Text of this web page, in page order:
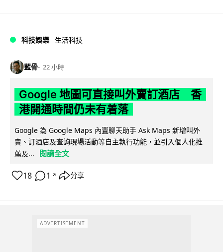
科技娛樂 生活科技
藍骨 22 小時
Google 地圖可直接叫外賣訂酒店 香
港開通時間仍未有着落
Google 為 Google Maps 內置聊天助手 Ask Maps 新增叫外
賣、訂酒店及查詢現場活動等自主執行功能，並引入個人化推
薦及...
閱讀全文
18 1 ↗ 分享
ADVERTISEMENT